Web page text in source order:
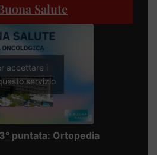
Salute
accettare i
servizio
puntata: Ortopedia